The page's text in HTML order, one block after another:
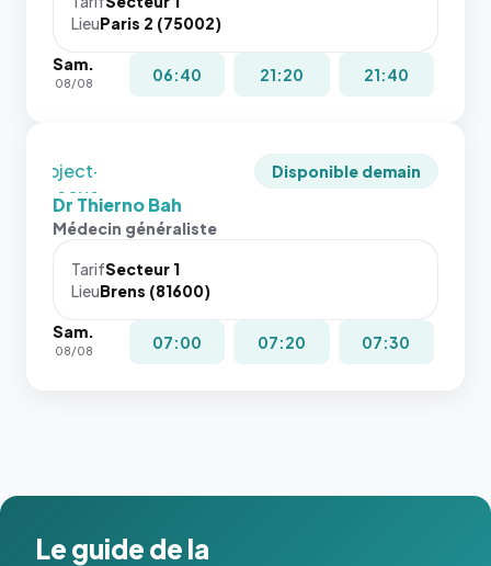
LieuParis 2 (75002)
Sam.
08/08 06:40 21:20 21:40
toutes les
puisque la
`object-
fit: cover`.
Sans ces
navigateur
pas la
place, et
Disponible demain
Dr Thierno Bah
Médecin généraliste
TarifSecteur 1
LieuBrens (81600)
Sam.
08/08 07:00 07:20 07:30
Le guide de la